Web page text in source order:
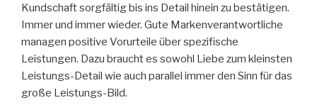
Kundschaft sorgfältig bis ins Detail hinein zu bestätigen.
Immer und immer wieder. Gute Markenverantwortliche
managen positive Vorurteile über spezifische
Leistungen. Dazu braucht es sowohl Liebe zum kleinsten
Leistungs-Detail wie auch parallel immer den Sinn für das
große Leistungs-Bild.